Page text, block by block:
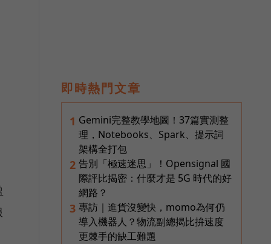
即時熱門文章
1 Gemini完整教學地圖！37篇實測整
理，Notebooks、Spark、提示詞
架構全打包
2 告別「極速迷思」！Opensignal 國
際評比揭密：什麼才是 5G 時代的好
網路？
3 專訪｜進貨沒變快，momo為何仍
導入機器人？物流副總揭比拚速度
更棘手的缺工難題